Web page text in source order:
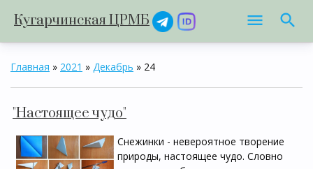
Кугарчинская ЦРМБ
Главная » 2021 » Декабрь » 24
"Настоящее чудо"
Снежинки - невероятное творение
природы, настоящее чудо. Словно